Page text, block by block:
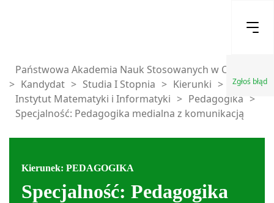
Zgłoś błąd
Państwowa Akademia Nauk Stosowanych w Chełmie
> Kandydat > Studia I Stopnia > Kierunki >
Instytut Matematyki i Informatyki > Pedagogika >
Specjalność: Pedagogika medialna z komunikacją
Kierunek: PEDAGOGIKA
Specjalność: Pedagogika